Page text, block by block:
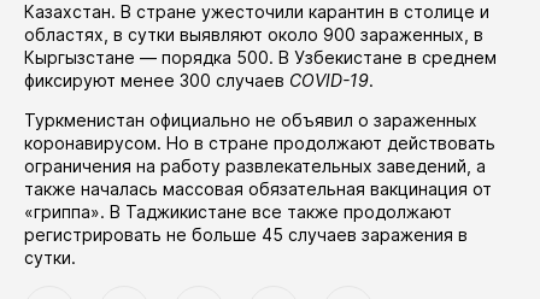
Казахстан. В стране ужесточили карантин в столице и
областях , в сутки выявляют около 900 зараженных, в
Кыргызстане — порядка 500. В Узбекистане в среднем
фиксируют менее 300 случаев COVID-19.
Туркменистан официально не объявил о зараженных
коронавирусом. Но в стране продолжают действовать
ограничения на работу развлекательных заведений, а
также началась массовая обязательная вакцинация от
«гриппа». В Таджикистане все также продолжают
регистрировать не больше 45 случаев заражения в
сутки.